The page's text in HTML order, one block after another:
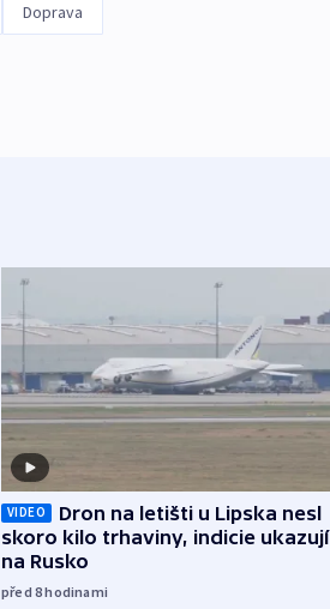
Doprava
VIDEO
Dron na letišti u Lipska nesl
skoro kilo trhaviny, indicie ukazují
na Rusko
před 8hodinami